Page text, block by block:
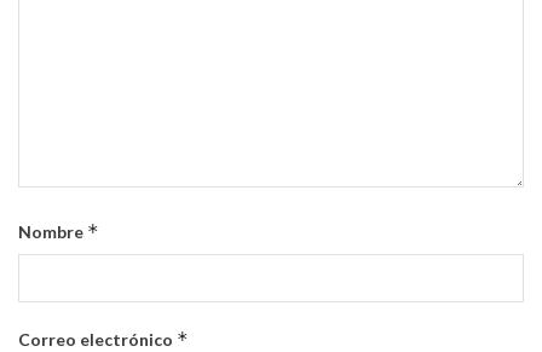
Nombre *
Correo electrónico *